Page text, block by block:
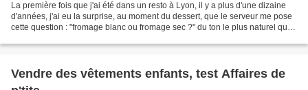
La première fois que j'ai été dans un resto à Lyon, il y a plus d'une dizaine
d'années, j'ai eu la surprise, au moment du dessert, que le serveur me pose
cette question : "fromage blanc ou fromage sec ?" du ton le plus naturel qui
Vendre des vêtements enfants, test Affaires de